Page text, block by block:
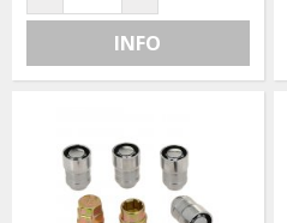
INFO